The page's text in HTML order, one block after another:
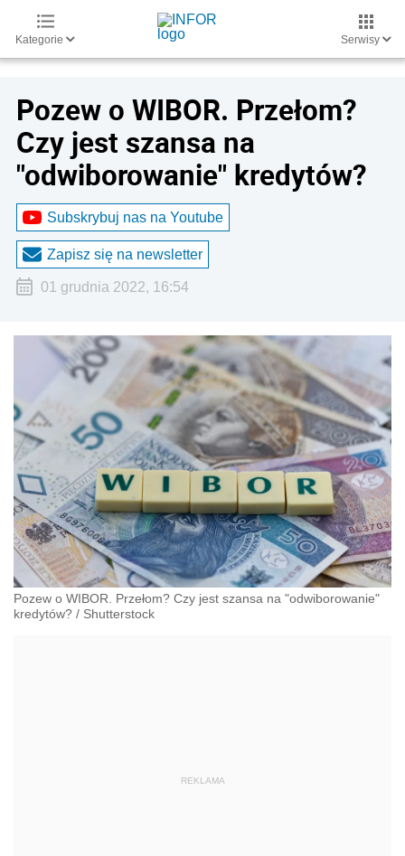
Kategorie Serwisy
Pozew o WIBOR. Przełom?
Czy jest szansa na
"odwiborowanie" kredytów?
Subskrybuj nas na Youtube
Zapisz się na newsletter
01 grudnia 2022, 16:54
Pozew o WIBOR. Przełom? Czy jest szansa na "odwiborowanie"
kredytów? / Shutterstock